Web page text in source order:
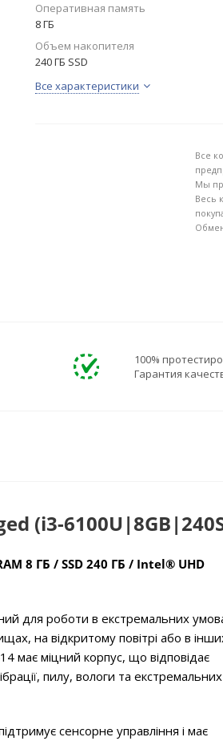
Оперативная память
8 ГБ
Объем накопителя
240 ГБ SSD
Все характеристики
Все
Мы
Весь
100%
Гарантия
(i3-
8 ГБ / SSD 240 ГБ / Intel® UHD
для роботи в екстремальних
на відкритому повітрі або в
має міцний корпус, що відповідає
пилу, вологи та екстремальних
сенсорне управління і має